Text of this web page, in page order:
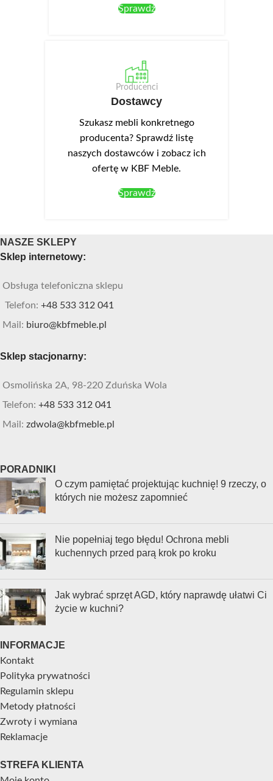
Sprawdź
Producenci
Dostawcy
Szukasz mebli konkretnego
producenta? Sprawdź listę
naszych dostawców i zobacz ich
ofertę w KBF Meble.
Sprawdź
NASZE SKLEPY
Sklep internetowy:
Obsługa telefoniczna sklepu
Telefon: +48 533 312 041
Mail: biuro@kbfmeble.pl
Sklep stacjonarny:
Osmolińska 2A, 98-220 Zduńska Wola
Telefon: +48 533 312 041
Mail: zdwola@kbfmeble.pl
PORADNIKI
O czym pamiętać projektując kuchnię! 9 rzeczy, o
których nie możesz zapomnieć
Nie popełniaj tego błędu! Ochrona mebli
kuchennych przed parą krok po kroku
Jak wybrać sprzęt AGD, który naprawdę ułatwi Ci
życie w kuchni?
INFORMACJE
Kontakt
Polityka prywatności
Regulamin sklepu
Metody płatności
Zwroty i wymiana
Reklamacje
STREFA KLIENTA